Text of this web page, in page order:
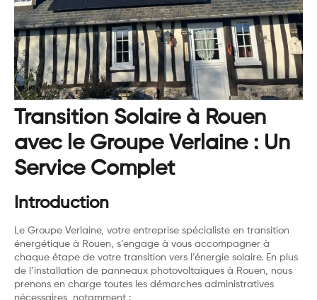
Transition Solaire à Rouen
avec le Groupe Verlaine : Un
Service Complet
Introduction
Le Groupe Verlaine, votre entreprise spécialiste en transition
énergétique à Rouen, s’engage à vous accompagner à
chaque étape de votre transition vers l’énergie solaire. En plus
de l’installation de panneaux photovoltaïques à Rouen, nous
prenons en charge toutes les démarches administratives